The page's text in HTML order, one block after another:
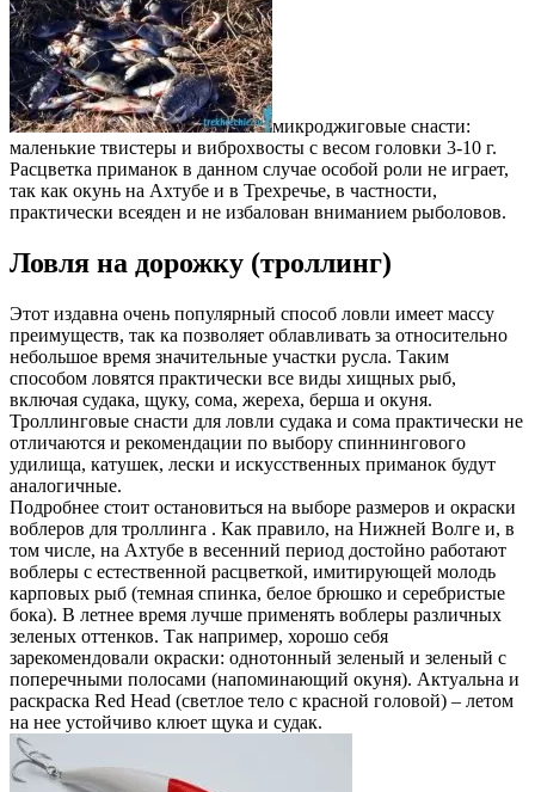
микроджиговые снасти:
маленькие твистеры и виброхвосты с весом головки 3-10 г.
Расцветка приманок в данном случае особой роли не играет,
так как окунь на Ахтубе и в Трехречье, в частности,
практически всеяден и не избалован вниманием рыболовов.
Ловля на дорожку (троллинг)
Этот издавна очень популярный способ ловли имеет массу
преимуществ, так ка позволяет облавливать за относительно
небольшое время значительные участки русла. Таким
способом ловятся практически все виды хищных рыб,
включая судака, щуку, сома, жереха, берша и окуня.
Троллинговые снасти для ловли судака и сома практически не
отличаются и рекомендации по выбору спиннингового
удилища, катушек, лески и искусственных приманок будут
аналогичные.
Подробнее стоит остановиться на выборе размеров и окраски
воблеров для троллинга . Как правило, на Нижней Волге и, в
том числе, на Ахтубе в весенний период достойно работают
воблеры с естественной расцветкой, имитирующей молодь
карповых рыб (темная спинка, белое брюшко и серебристые
бока). В летнее время лучше применять воблеры различных
зеленых оттенков. Так например, хорошо себя
зарекомендовали окраски: однотонный зеленый и зеленый с
поперечными полосами (напоминающий окуня). Актуальна и
раскраска Red Head (светлое тело с красной головой) – летом
на нее устойчиво клюет щука и судак.